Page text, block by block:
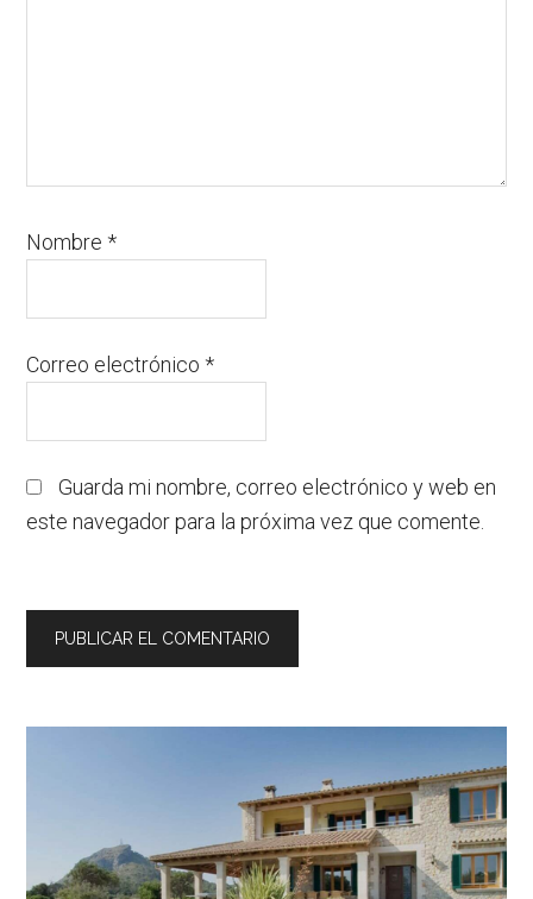
Nombre*
Correo electrónico*
Guarda mi nombre, correo electrónico y web en
este navegador para la próxima vez que comente.